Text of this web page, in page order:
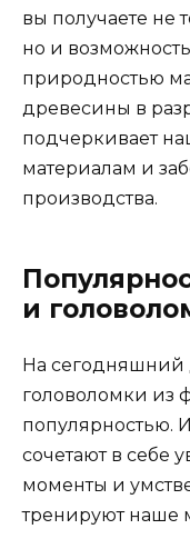
вы получаете не
но и
природностью
древесины в
подчеркивает
материалам и
производства.
и
На сегодняшний
головоломки из
популярностью.
сочетают в себе
моменты и
тренируют наше